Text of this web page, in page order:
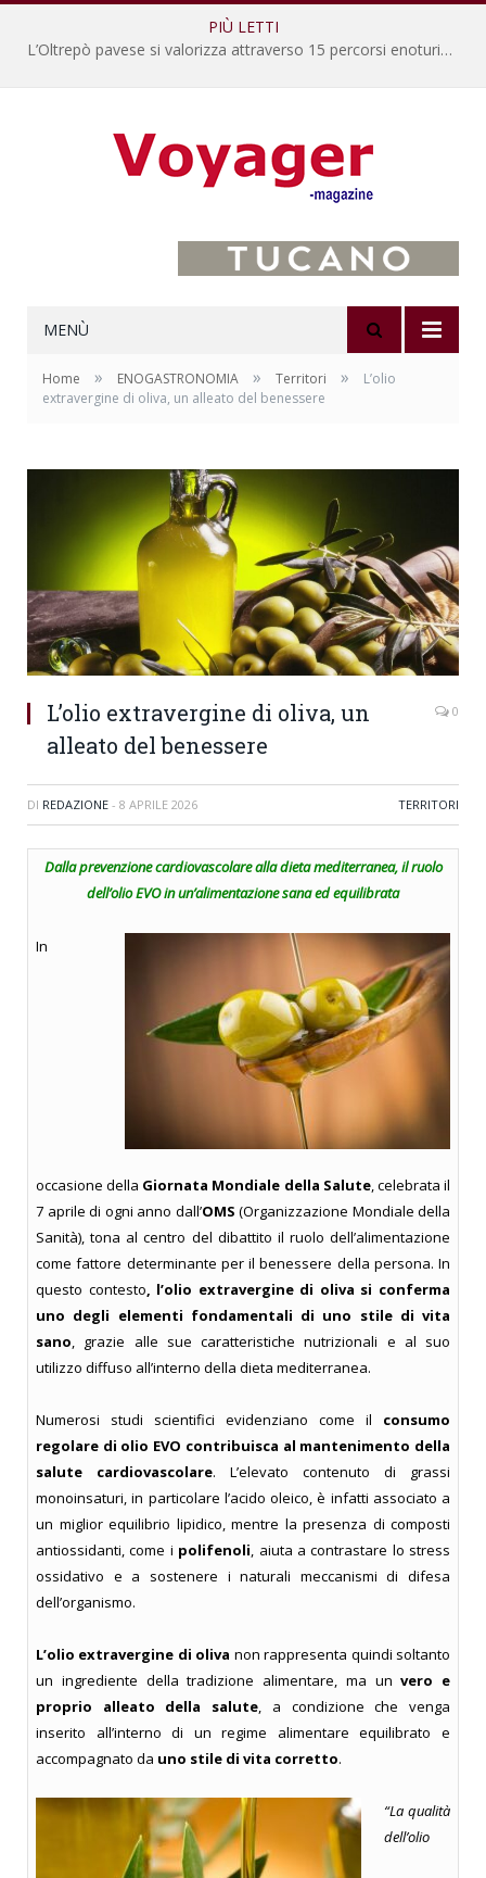
PIÙ LETTI
L’Oltrepò pavese si valorizza attraverso 15 percorsi enoturistici
MENÙ
Home » ENOGASTRONOMIA » Territori »
L’olio
extravergine di oliva, un alleato del benessere
L’olio extravergine di oliva, un
alleato del benessere
0
DI REDAZIONE - 8 APRILE 2026 TERRITORI
Dalla prevenzione cardiovascolare alla dieta mediterranea, il ruolo
dell’olio EVO in un’alimentazione sana ed equilibrata
In
occasione della Giornata Mondiale della Salute, celebrata il
7 aprile di ogni anno dall’OMS (Organizzazione Mondiale della
Sanità), tona al centro del dibattito il ruolo dell’alimentazione
come fattore determinante per il benessere della persona. In
questo contesto , l’olio extravergine di oliva si conferma
uno degli elementi fondamentali di uno stile di vita
sano , grazie alle sue caratteristiche nutrizionali e al suo
utilizzo diffuso all’interno della dieta mediterranea.
Numerosi studi scientifici evidenziano come il consumo
regolare di olio EVO contribuisca al mantenimento della
salute cardiovascolare. L’elevato contenuto di grassi
monoinsaturi, in particolare l’acido oleico, è infatti associato a
un miglior equilibrio lipidico, mentre la presenza di composti
antiossidanti, come i polifenoli, aiuta a contrastare lo stress
ossidativo e a sostenere i naturali meccanismi di difesa
dell’organismo.
L’olio extravergine di oliva non rappresenta quindi soltanto
un ingrediente della tradizione alimentare, ma unvero e
proprio alleato della salute, a condizione che venga
inserito all’interno di un regime alimentare equilibrato e
accompagnato da uno stile di vita corretto.
“La qualità
dell’olio